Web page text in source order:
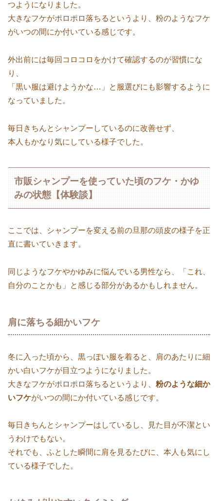
つようになりました。
大きなフケがポロポロ落ちるというより、粉のようなフケ
がいつの間にか付いている感じです。
外出前には毎回コロコロをかけて確認するのが習慣にな
り、
「黒い服は避けようかな…」と服選びにも影響するように
なっていました。
毎日きちんとシャンプーしているのに改善せず、
本人もかなり気にしている様子でした。
市販シャンプーを使っていた頃のフケ・かゆ
みの状態【体験談】
ここでは、シャンプーを変える前の旦那の頭皮の様子を正
直に書いていきます。
同じようなフケやかゆみに悩んでいる男性なら、「これ、
自分のことかも」と感じる部分があるかもしれません。
肩に落ちる細かいフケ
冬に入った頃から、黒っぽい服を着ると、肩のあたりに細
かい白いフケが目立つようになりました。
大きなフケがポロポロ落ちるというより、 粉のような細か
いフケがいつの間にか付いている感じです。
毎日きちんとシャンプーはしているし、見た目が不潔とい
うわけでもない。
それでも、ふとした瞬間に肩を見るたびに、本人も気にし
ている様子でした。